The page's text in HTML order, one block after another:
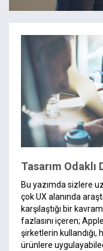
Tasarım
Bu yazımda sizlere
çok UX alanında
karşılaştığı bir
fazlasını içeren;
şirketlerin kullandığı,
ürünlere